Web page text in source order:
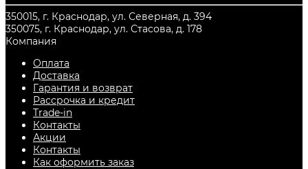
350015, г. Краснодар, ул. Северная, д. 394
350075, г. Краснодар, ул. Стасова, д. 178
Компания
Оплата
Доставка
Гарантия и возврат
Рассрочка и кредит
Trade-in
Контакты
Акции
Контакты
Как оформить заказ